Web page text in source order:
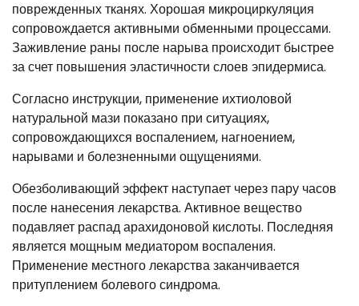
поврежденных тканях. Хорошая микроциркуляция
сопровождается активными обменными процессами.
Заживление раны после нарыва происходит быстрее
за счет повышения эластичности слоев эпидермиса.
Согласно инструкции, применение ихтиоловой
натуральной мази показано при ситуациях,
сопровождающихся воспалением, нагноением,
нарывами и болезненными ощущениями.
Обезболивающий эффект наступает через пару часов
после нанесения лекарства. Активное вещество
подавляет распад арахидоновой кислоты. Последняя
является мощным медиатором воспаления.
Применение местного лекарства заканчивается
притуплением болевого синдрома.